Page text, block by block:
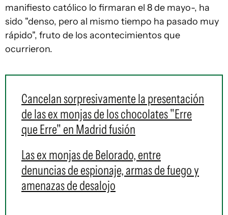
manifiesto católico lo firmaran el 8 de mayo-, ha
sido "denso, pero al mismo tiempo ha pasado muy
rápido", fruto de los acontecimientos que
ocurrieron.
Cancelan sorpresivamente la presentación
de las ex monjas de los chocolates "Erre
que Erre" en Madrid fusión
Las ex monjas de Belorado, entre
denuncias de espionaje, armas de fuego y
amenazas de desalojo